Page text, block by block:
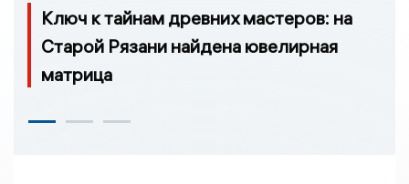
Ключ к тайнам древних мастеров: на
Старой Рязани найдена ювелирная
матрица